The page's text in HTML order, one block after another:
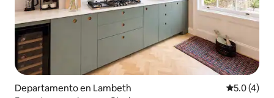
Departamento en Lambeth
5.0 (4)